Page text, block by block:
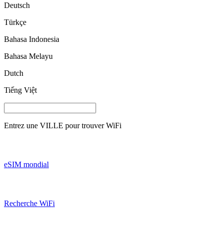
Deutsch
Türkçe
Bahasa Indonesia
Bahasa Melayu
Dutch
Tiếng Việt
Entrez une VILLE pour trouver WiFi
eSIM mondial
Recherche WiFi